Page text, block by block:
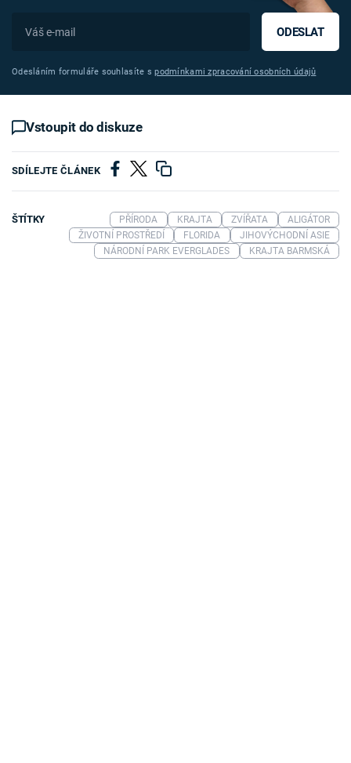
ODESLAT
Odesláním formuláře souhlasíte spodmínkami zpracování osobních údajů
Vstoupit do diskuze
SDÍLEJTE ČLÁNEK
ŠTÍTKY PŘÍRODA KRAJTA ZVÍŘATA
ALIGÁTOR
ŽIVOTNÍ PROSTŘEDÍ
FLORIDA
JIHOVÝCHODNÍ ASIE
NÁRODNÍ PARK EVERGLADES
KRAJTA BARMSKÁ